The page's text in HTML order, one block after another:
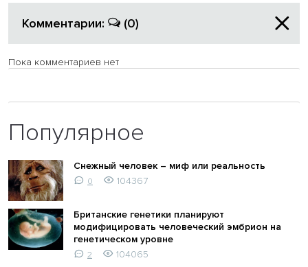
Комментарии: (0)
Пока комментариев нет
Популярное
Снежный человек – миф или реальность
0 104367
Британские генетики планируют
модифицировать человеческий эмбрион на
генетическом уровне
2
104065